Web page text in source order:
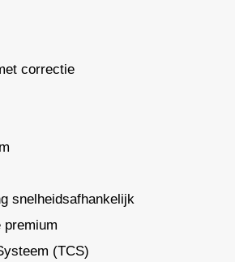
correctie
snelheidsafhankelijk
premium
(TCS)